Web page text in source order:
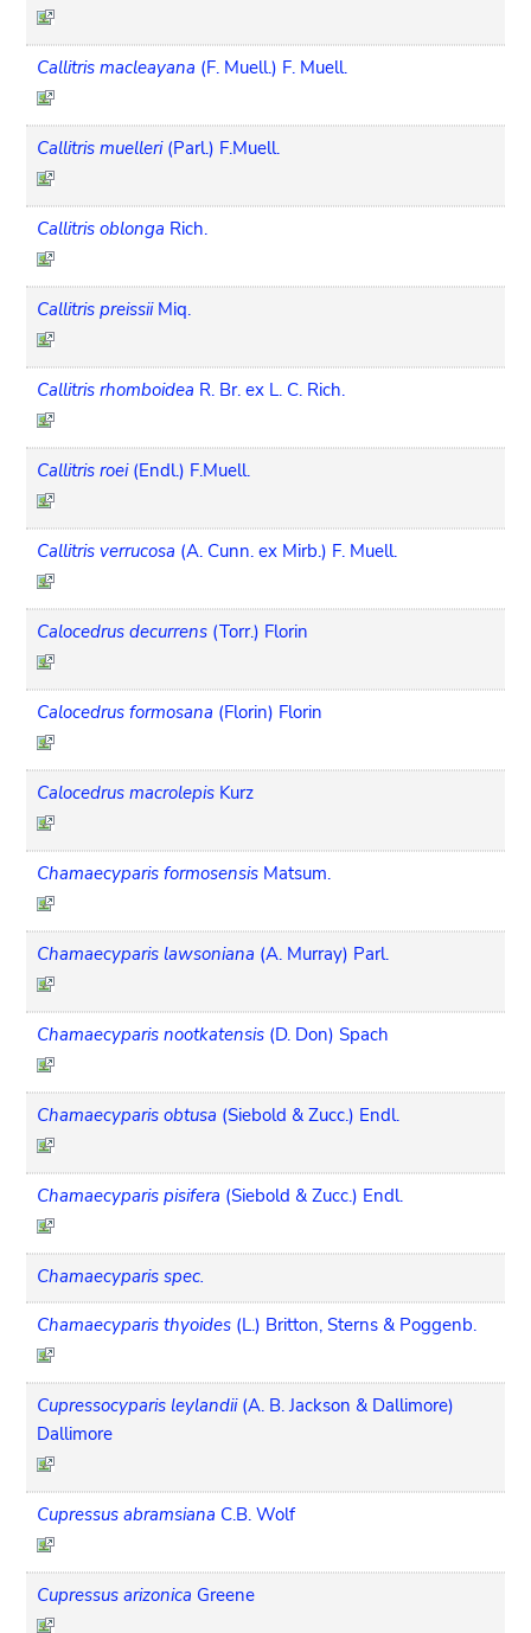
Callitris macleayana (F. Muell.) F. Muell.
Callitris muelleri (Parl.) F.Muell.
Callitris oblonga Rich.
Callitris preissii Miq.
Callitris rhomboidea R. Br. ex L. C. Rich.
Callitris roei (Endl.) F.Muell.
Callitris verrucosa (A. Cunn. ex Mirb.) F. Muell.
Calocedrus decurrens (Torr.) Florin
Calocedrus formosana (Florin) Florin
Calocedrus macrolepis Kurz
Chamaecyparis formosensis Matsum.
Chamaecyparis lawsoniana (A. Murray) Parl.
Chamaecyparis nootkatensis (D. Don) Spach
Chamaecyparis obtusa (Siebold & Zucc.) Endl.
Chamaecyparis pisifera (Siebold & Zucc.) Endl.
Chamaecyparis spec.
Chamaecyparis thyoides (L.) Britton, Sterns & Poggenb.
Cupressocyparis leylandii (A. B. Jackson & Dallimore)
Dallimore
Cupressus abramsiana C.B. Wolf
Cupressus arizonica Greene